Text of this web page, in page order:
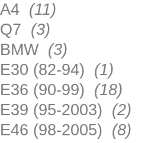
A4 (11)
Q7 (3)
BMW (3)
E30 (82-94) (1)
E36 (90-99) (18)
E39 (95-2003) (2)
E46 (98-2005) (8)